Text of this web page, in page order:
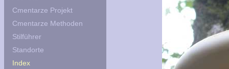
Cmentarze Projekt
Cmentarze Methoden
Stilführer
Standorte
Index